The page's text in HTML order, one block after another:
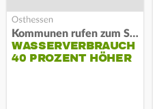
Kommunen rufen zum Sparen auf
WASSERVERBRAUCH
40 PROZENT HÖHER